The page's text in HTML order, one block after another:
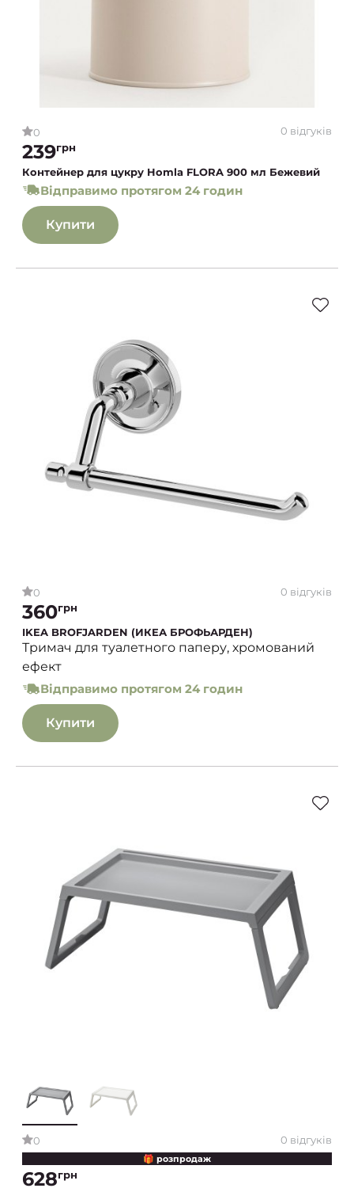
0 0 відгуків
239грн
Контейнер для цукру Homla FLORA 900 мл Бежевий
Відправимо протягом 24 годин
Купити
0 0 відгуків
360грн
IKEA BROFJARDEN (ИКЕА БРОФЬАРДЕН)
Тримач для туалетного паперу, хромований
ефект
Відправимо протягом 24 годин
Купити
0 0 відгуків
🎁 розпродаж
628грн